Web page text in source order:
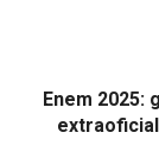
Enem 2025: